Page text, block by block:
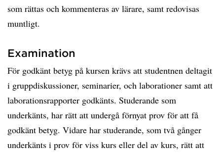
som rättas och kommenteras av lärare, samt redovisas
muntligt.
Examination
För godkänt betyg på kursen krävs att studentnen deltagit
i gruppdiskussioner, seminarier, och laborationer samt att
laborationsrapporter godkänts. Studerande som
underkänts, har rätt att undergå förnyat prov för att få
godkänt betyg. Vidare har studerande, som två gånger
underkänts i prov för viss kurs eller del av kurs, rätt att